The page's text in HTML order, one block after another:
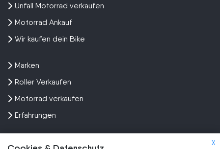
X
Unfall Motorrad verkaufen
Motorrad Ankauf
Wir kaufen dein Bike
Marken
Roller Verkaufen
Motorrad verkaufen
Erfahrungen